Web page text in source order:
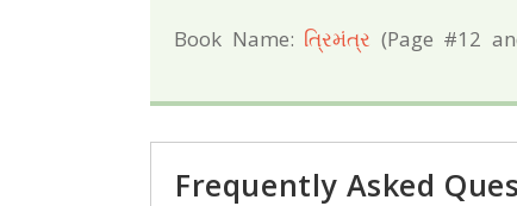
Book Name: ત્રિમંત્ર (Page #12
Frequently Asked